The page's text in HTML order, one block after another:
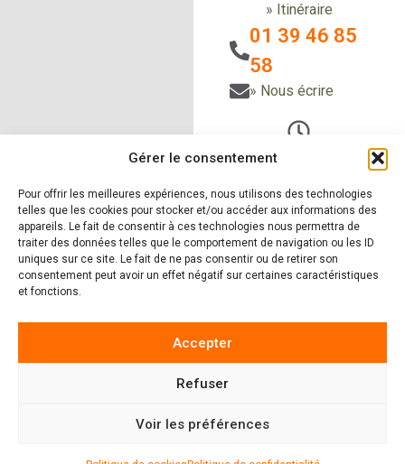
Gérer le consentement
Pour offrir les meilleures expériences, nous utilisons des technologies
telles que les cookies pour stocker et/ou accéder aux informations des
appareils. Le fait de consentir à ces technologies nous permettra de
traiter des données telles que le comportement de navigation ou les ID
uniques sur ce site. Le fait de ne pas consentir ou de retirer son
consentement peut avoir un effet négatif sur certaines caractéristiques
et fonctions.
Accepter
Refuser
Voir les préférences
» Itinéraire
01 39 46 85
58
» Nous écrire
Du Lundi au vendredi
et de 14h à 18h
Le samedi sur RDV
réalisations
» Zones
d'intervention
Actualités
|POLITIQUE DE CONFIDENTIALITÉ